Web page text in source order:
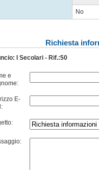
No
Richiesta
I Secolari - Rif.:50
e
E-